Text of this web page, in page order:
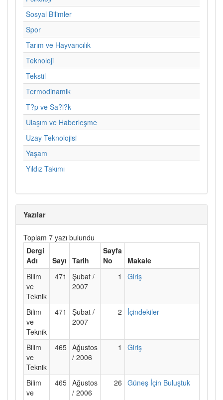
Sosyal Bilimler
Spor
Tarım ve Hayvancılık
Teknoloji
Tekstil
Termodinamik
T?p ve Sa?l?k
Ulaşım ve Haberleşme
Uzay Teknolojisi
Yaşam
Yıldız Takımı
Yazılar
Toplam 7 yazı bulundu
Dergi
Adı
Sayı Tarih
Sayfa
No
Makale
Bilim
ve
Teknik
471
Şubat /
2007
1 Giriş
Bilim
ve
Teknik
471
Şubat /
2007
2 İçindekiler
Bilim
ve
Teknik
465 Ağustos
/ 2006
1 Giriş
Bilim
ve
465 Ağustos
/ 2006
26 Güneş İçin Buluştuk